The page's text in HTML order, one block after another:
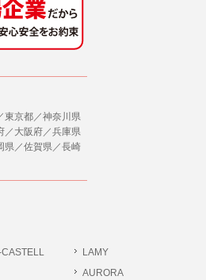
サービス等が利用できない場合があり
を閲覧・利用していただくためにクッ
タの削除を要求する権利があります。
提出や質問へのご回答をお願いすること
クトメールなど）を行なう場合。
。
ザーに有益かつ便利な情報を提供する
購読の登録をするものとします。
きます。
さい。
東京都／神奈川県
／大阪府／兵庫県
県／佐賀県／長崎
CASTELL
LAMY
AURORA